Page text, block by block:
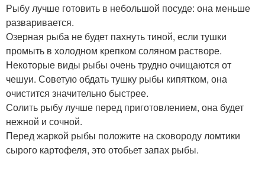
Рыбу лучше готовить в небольшой посуде: она меньше
разваривается.
Озерная рыба не будет пахнуть тиной, если тушки
промыть в холодном крепком соляном растворе.
Некоторые виды рыбы очень трудно очищаются от
чешуи. Советую обдать тушку рыбы кипятком, она
очистится значительно быстрее.
Солить рыбу лучше перед приготовлением, она будет
нежной и сочной.
Перед жаркой рыбы положите на сковороду ломтики
сырого картофеля, это отобьет запах рыбы.